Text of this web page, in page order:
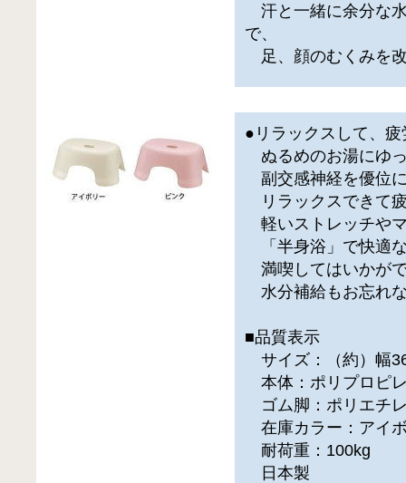
汗と一緒に余分な
で、
足、顔のむくみを
●リラックスして、疲
ぬるめのお湯にゆ
副交感神経を優位
リラックスできて
軽いストレッチや
「半身浴」で快適
満喫してはいかが
水分補給もお忘れ
■品質表示
サイズ：（約）幅
本体：ポリプロピ
ゴム脚：ポリエチ
在庫カラー：アイ
耐荷重：100kg
日本製